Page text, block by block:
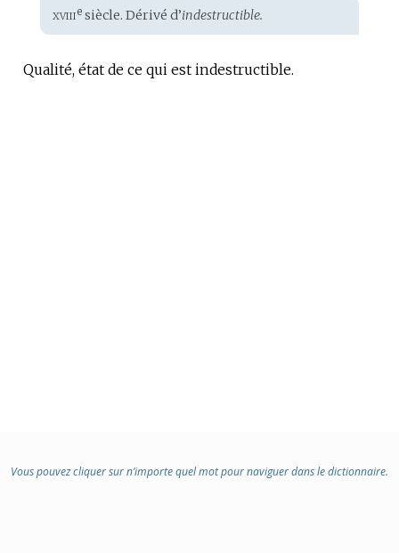
Étymologie
:
xviiiesiècle. Dérivé d’indestructible.
Qualité, état de ce qui est indestructible.
Vous pouvez cliquer sur n’importe quel mot pour naviguer dans le dictionnaire.